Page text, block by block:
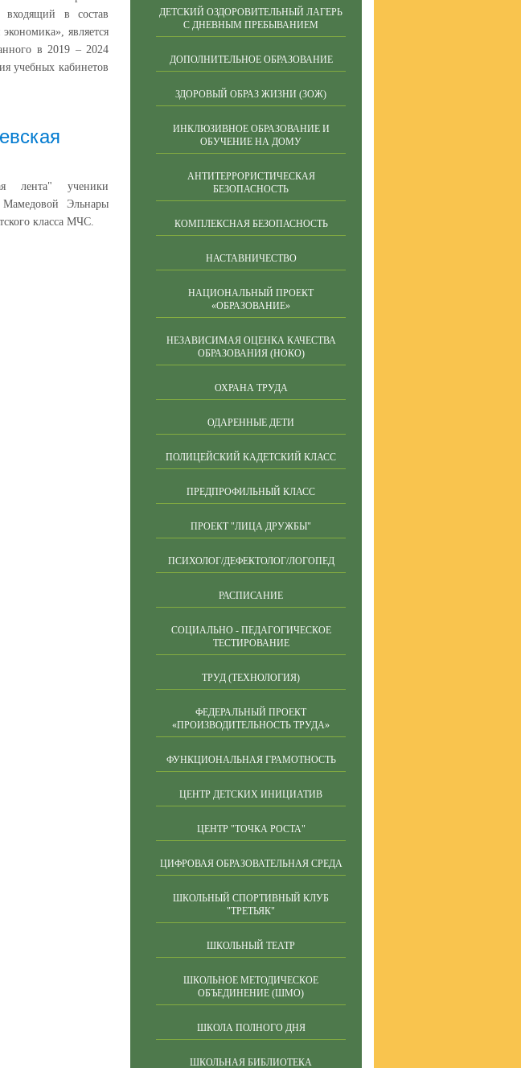
входящий в состав
является
в 2019 – 2024
учебных кабинетов
лента" ученики
Мамедовой Эльнары
класса МЧС.
ДЕТСКИЙ ОЗДОРОВИТЕЛЬНЫЙ ЛАГЕРЬ
С ДНЕВНЫМ ПРЕБЫВАНИЕМ
ДОПОЛНИТЕЛЬНОЕ ОБРАЗОВАНИЕ
ЗДОРОВЫЙ ОБРАЗ ЖИЗНИ (ЗОЖ)
ИНКЛЮЗИВНОЕ ОБРАЗОВАНИЕ И
ОБУЧЕНИЕ НА ДОМУ
АНТИТЕРРОРИСТИЧЕСКАЯ
БЕЗОПАСНОСТЬ
КОМПЛЕКСНАЯ БЕЗОПАСНОСТЬ
НАСТАВНИЧЕСТВО
НАЦИОНАЛЬНЫЙ ПРОЕКТ
«ОБРАЗОВАНИЕ»
НЕЗАВИСИМАЯ ОЦЕНКА КАЧЕСТВА
ОБРАЗОВАНИЯ (НОКО)
ОХРАНА ТРУДА
ОДАРЕННЫЕ ДЕТИ
ПОЛИЦЕЙСКИЙ КАДЕТСКИЙ КЛАСС
ПРЕДПРОФИЛЬНЫЙ КЛАСС
ПРОЕКТ "ЛИЦА ДРУЖБЫ"
ПСИХОЛОГ/ДЕФЕКТОЛОГ/ЛОГОПЕД
РАСПИСАНИЕ
СОЦИАЛЬНО - ПЕДАГОГИЧЕСКОЕ
ТЕСТИРОВАНИЕ
ТРУД (ТЕХНОЛОГИЯ)
ФЕДЕРАЛЬНЫЙ ПРОЕКТ
«ПРОИЗВОДИТЕЛЬНОСТЬ ТРУДА»
ФУНКЦИОНАЛЬНАЯ ГРАМОТНОСТЬ
ЦЕНТР ДЕТСКИХ ИНИЦИАТИВ
ЦЕНТР "ТОЧКА РОСТА"
ЦИФРОВАЯ ОБРАЗОВАТЕЛЬНАЯ СРЕДА
ШКОЛЬНЫЙ СПОРТИВНЫЙ КЛУБ
"ТРЕТЬЯК"
ШКОЛЬНЫЙ ТЕАТР
ШКОЛЬНОЕ МЕТОДИЧЕСКОЕ
ОБЪЕДИНЕНИЕ (ШМО)
ШКОЛА ПОЛНОГО ДНЯ
ШКОЛЬНАЯ БИБЛИОТЕКА